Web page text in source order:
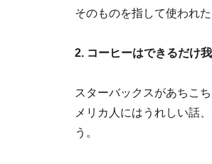
そのものを指して使われた
2. コーヒーはできるだけ
スターバックスがあちこ
メリカ人にはうれしい話
う。